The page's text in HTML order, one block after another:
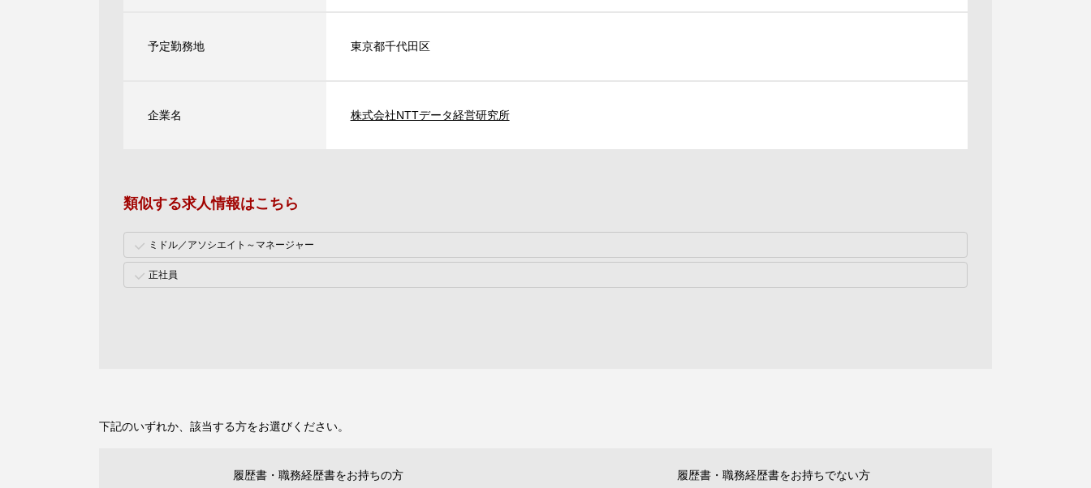
予定勤務地 東京都千代田区
企業名 株式会社NTTデータ経営研究所
類似する求人情報はこちら
ミドル／アソシエイト～マネージャー
正社員
下記のいずれか、該当する方をお選びください。
履歴書・職務経歴書をお持ちの方 履歴書・職務経歴書をお持ちでない方